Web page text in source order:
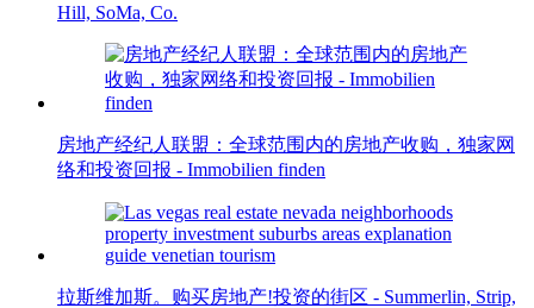
Hill, SoMa, Co.
房地产经纪人联盟：全球范围内的房地产收购，独家网
络和投资回报 - Immobilien finden
拉斯维加斯。购买房地产!投资的街区 - Summerlin, Strip,